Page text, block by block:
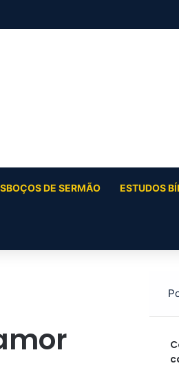
DE SERMÃO ESTUDOS